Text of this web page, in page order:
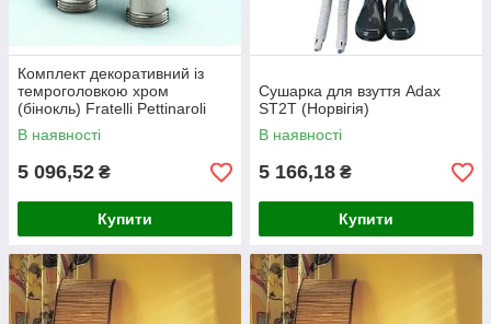
Комплект декоративний із
темроголовкою хром
(бінокль) Fratelli Pettinaroli
Італія
В наявності
5 096,52 ₴
Купити
Сушарка для взуття Adax
ST2T (Норвігія)
В наявності
5 166,18 ₴
Купити